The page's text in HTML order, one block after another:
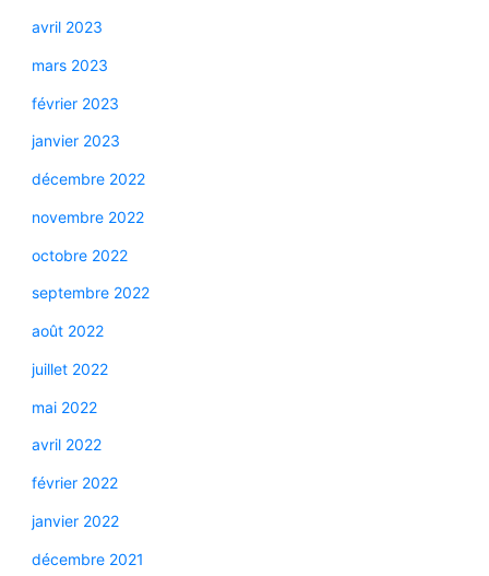
avril 2023
mars 2023
février 2023
janvier 2023
décembre 2022
novembre 2022
octobre 2022
septembre 2022
août 2022
juillet 2022
mai 2022
avril 2022
février 2022
janvier 2022
décembre 2021